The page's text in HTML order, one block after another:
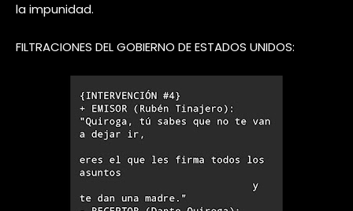
la impunidad.
FILTRACIONES DEL GOBIERNO DE ESTADOS UNIDOS: